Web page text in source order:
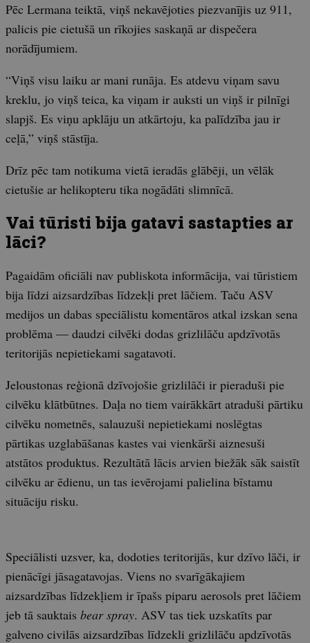
Pēc Lermana teiktā, viņš nekavējoties piezvanījis uz 911,
palicis pie cietušā un rīkojies saskaņā ar dispečera
norādījumiem.
“Viņš visu laiku ar mani runāja. Es atdevu viņam savu
kreklu, jo viņš teica, ka viņam ir auksti un viņš ir pilnīgi
slapjš. Es viņu apklāju un atkārtoju, ka palīdzība jau ir
ceļā,” viņš stāstīja.
Drīz pēc tam notikuma vietā ieradās glābēji, un vēlāk
cietušie ar helikopteru tika nogādāti slimnīcā.
Vai tūristi bija gatavi sastapties ar
lāci?
Pagaidām oficiāli nav publiskota informācija, vai tūristiem
bija līdzi aizsardzības līdzekļi pret lāčiem. Taču ASV
medijos un dabas speciālistu komentāros atkal izskan sena
problēma — daudzi cilvēki dodas grizlilāču apdzīvotās
teritorijās nepietiekami sagatavoti.
Jeloustonas reģionā dzīvojošie grizlilāči ir pieraduši pie
cilvēku klātbūtnes. Daļa no tiem vairākkārt atraduši pārtiku
cilvēku nometnēs, salauzuši nepietiekami noslēgtas
pārtikas uzglabāšanas kastes vai vienkārši aiznesuši
atstātos produktus. Rezultātā lācis arvien biežāk sāk saistīt
cilvēku ar ēdienu, un tas ievērojami palielina bīstamu
situāciju risku.
Speciālisti uzsver, ka, dodoties teritorijās, kur dzīvo lāči, ir
pienācīgi jāsagatavojas. Viens no svarīgākajiem
aizsardzības līdzekļiem ir īpašs piparu aerosols pret lāčiem
jeb tā sauktais bear spray. ASV tas tiek uzskatīts par
galveno civilās aizsardzības līdzekli grizlilāču apdzīvotās